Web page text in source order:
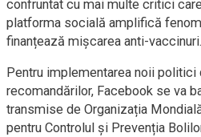
confruntat cu mai multe critici
platforma socială amplifică
finanțează mișcarea anti-vaccinuri.
Pentru implementarea noii politici
recomandărilor, Facebook se va
transmise de Organizația
pentru Controlul și Prevenția